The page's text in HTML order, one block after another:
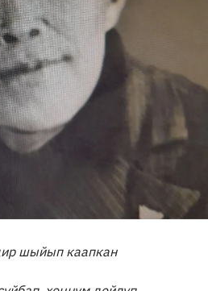
шыйып каапкан